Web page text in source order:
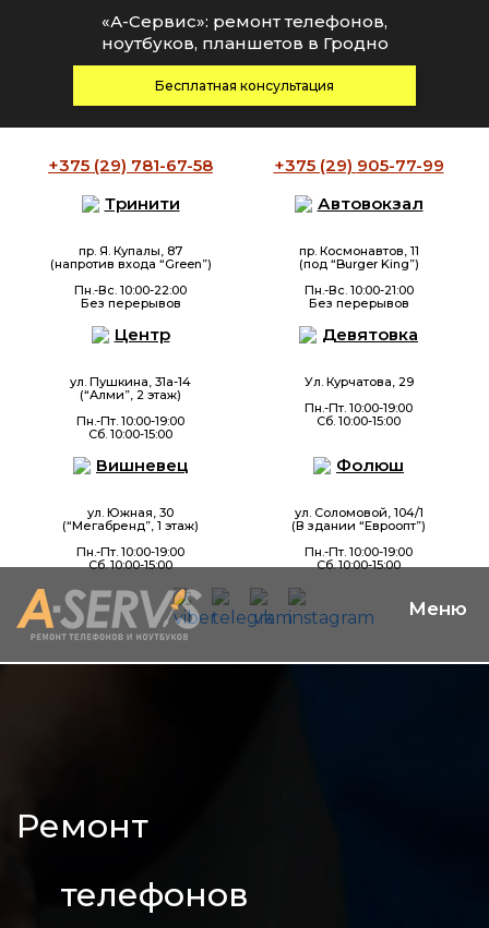
+375 (29) 781-67-58 +375 (29) 905-77-99
Тринити
пр. Я. Купалы, 87
(напротив входа “Green”)
Пн.-Вс. 10:00-22:00
Без перерывов
Автовокзал
пр. Космонавтов, 11
(под “Burger King”)
Пн.-Вс. 10:00-21:00
Без перерывов
Центр
ул. Пушкина, 31а-14
(“Алми”, 2 этаж)
Пн.-Пт. 10:00-19:00
Сб. 10:00-15:00
Девятовка
Ул. Курчатова, 29
Пн.-Пт. 10:00-19:00
Сб. 10:00-15:00
Вишневец
ул. Южная, 30
(“Мегабренд”, 1 этаж)
Пн.-Пт. 10:00-19:00
Сб. 10:00-15:00
Фолюш
ул. Соломовой, 104/1
(В здании “Евроопт”)
Пн.-Пт. 10:00-19:00
Сб. 10:00-15:00
«А-Сервис»: ремонт телефонов,
ноутбуков, планшетов в Гродно
Бесплатная консультация
Ремонт
телефонов